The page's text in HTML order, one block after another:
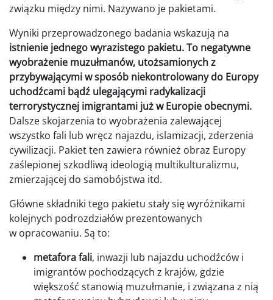
związku między nimi. Nazywano je pakietami.
Wyniki przeprowadzonego badania wskazują na
istnienie jednego wyrazistego pakietu. To negatywne
wyobrażenie muzułmanów, utożsamionych z
przybywającymi w sposób niekontrolowany do Europy
uchodźcami bądź ulegającymi radykalizacji
terrorystycznej imigrantami już w Europie obecnymi.
Dalsze skojarzenia to wyobrażenia zalewającej
wszystko fali lub wręcz najazdu, islamizacji, zderzenia
cywilizacji. Pakiet ten zawiera również obraz Europy
zaślepionej szkodliwą ideologią multikulturalizmu,
zmierzającej do samobójstwa itd.
Główne składniki tego pakietu stały się wyróżnikami
kolejnych podrozdziałów prezentowanych
w opracowaniu. Są to:
metafora fali, inwazji lub najazdu uchodźców i
imigrantów pochodzących z krajów, gdzie
większość stanowią muzułmanie, i związana z nią